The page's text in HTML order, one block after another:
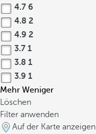
4.7 6
4.8 2
4.9 2
3.7 1
3.8 1
3.9 1
Mehr Weniger
Löschen
Filter anwenden
Auf der Karte anzeigen